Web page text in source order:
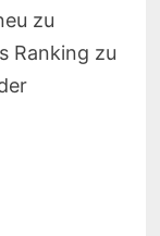
zu
Ranking zu